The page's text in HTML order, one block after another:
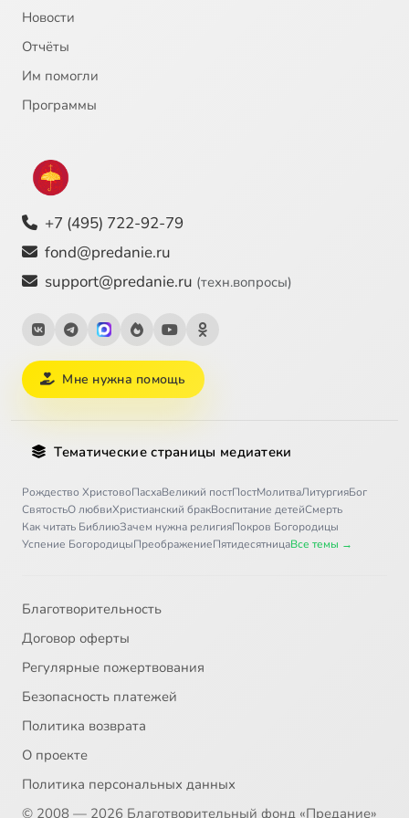
25 Второе явление всадника на белом коне
27
Новости
Отчёты
Им помогли
Программы
+7 (495) 722-92-79
fond@predanie.ru
support@predanie.ru (техн.вопросы)
Мне нужна помощь
Тематические страницы медиатеки
Рождество ХристовоПасхаВеликий постПостМолитваЛитургияБог
СвятостьО любвиХристианский бракВоспитание детейСмерть
Как читать БиблиюЗачем нужна религияПокров Богородицы
Успение БогородицыПреображениеПятидесятницаВсе темы →
Благотворительность
Договор оферты
Регулярные пожертвования
Безопасность платежей
Политика возврата
О проекте
Политика персональных данных
© 2008 — 2026 Благотворительный фонд «Предание»